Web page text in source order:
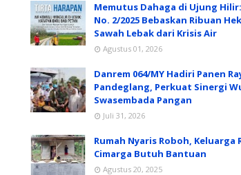
Memutus Dahaga di Ujung
No. 2/2025 Bebaskan Ribuan
Sawah Lebak dari Krisis Air
Agustus 01, 2026
Danrem 064/MY Hadiri Panen
Pandeglang, Perkuat Sinergi
Swasembada Pangan
Juli 31, 2026
Rumah Nyaris Roboh, Keluarga
Cimarga Butuh Bantuan
Agustus 20, 2025